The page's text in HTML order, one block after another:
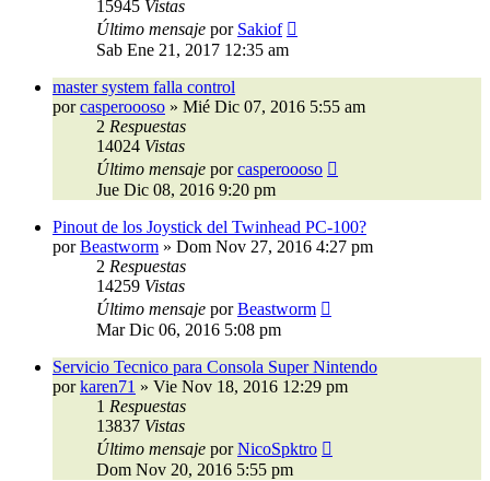
15945 Vistas
Último mensaje por Sakiof
Sab Ene 21, 2017 12:35 am
master system falla control
porcasperoooso » Mié Dic 07, 2016 5:55 am
2 Respuestas
14024 Vistas
Último mensaje porcasperoooso
Jue Dic 08, 2016 9:20 pm
Pinout de los Joystick del Twinhead PC-100?
porBeastworm » Dom Nov 27, 2016 4:27 pm
2 Respuestas
14259 Vistas
Último mensaje porBeastworm
Mar Dic 06, 2016 5:08 pm
Servicio Tecnico para Consola Super Nintendo
porkaren71 » Vie Nov 18, 2016 12:29 pm
1 Respuestas
13837 Vistas
Último mensaje porNicoSpktro
Dom Nov 20, 2016 5:55 pm